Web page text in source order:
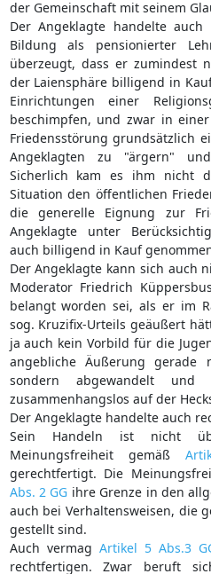
der Gemeinschaft mit seinem
Der Angeklagte handelte
Bildung als pensionierter
überzeugt, dass er zumindest
der Laiensphäre billigend in
Einrichtungen einer
beschimpfen, und zwar in
Friedensstörung grundsätzlich
Angeklagten zu "ärgern"
Sicherlich kam es ihm nicht
Situation den öffentlichen
die generelle Eignung zur
Angeklagte unter
auch billigend in Kauf
Der Angeklagte kann sich auch
Moderator Friedrich
belangt worden sei, als er im
sog. Kruzifix-Urteils geäußert
ja auch kein Vorbild für die
angebliche Äußerung gerade
sondern abgewandelt und
zusammenhangslos auf der
Der Angeklagte handelte auch
Sein Handeln ist nicht
Meinungsfreiheit gemäß
gerechtfertigt. Die
Abs. 2 GG ihre Grenze in den
auch bei Verhaltensweisen, die
gestellt sind.
Auch vermag Artikel 5 Abs.3
rechtfertigen. Zwar beruft